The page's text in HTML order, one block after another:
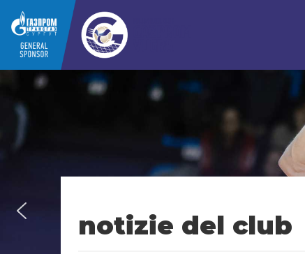
notizie del club